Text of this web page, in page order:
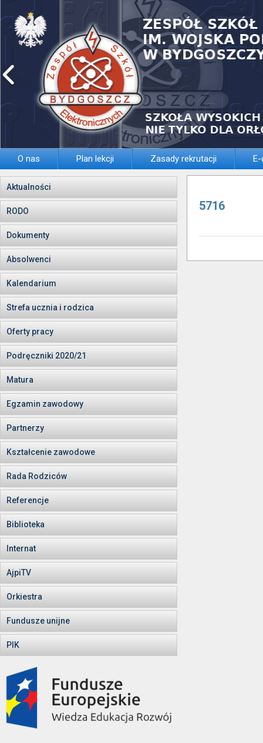
O nas Plan lekcji Zasady rekrutacji
Aktualności
RODO
Dokumenty
Absolwenci
Kalendarium
Strefa ucznia i rodzica
Oferty pracy
Podręczniki 2020/21
Matura
Egzamin zawodowy
Partnerzy
Kształcenie zawodowe
Rada Rodziców
Referencje
Biblioteka
Internat
AjpiTV
Orkiestra
Fundusze unijne
PIK
5716